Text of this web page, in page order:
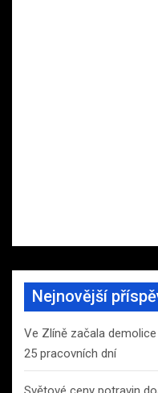
Nejnovější
Ve Zlíně začala
25 pracovních dní